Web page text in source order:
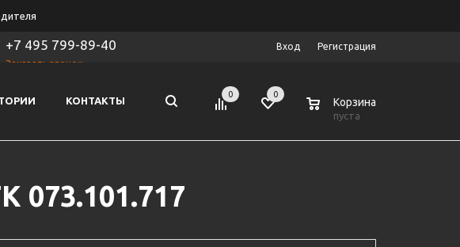
+7 495 799-89-40
Заказать звонок
Вход Регистрация
КОНТАКТЫ
0 0
Корзина
пуста
073.101.717